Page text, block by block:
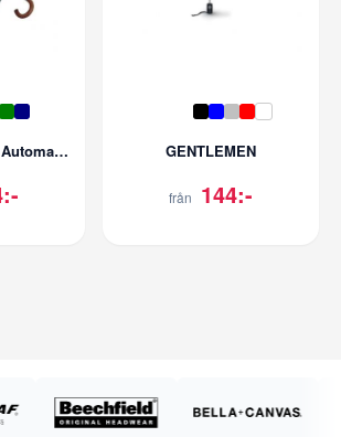
Fare®-Collection Automatic Midsize Umbrella Fare® Collection GENTLEMEN
från 144:-